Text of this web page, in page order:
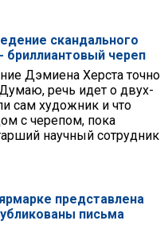
скандального
череп
Дэмиена Херста точно
речь идет о двух-
сам художник и что
с черепом, пока
научный сотрудник
представлена
письма